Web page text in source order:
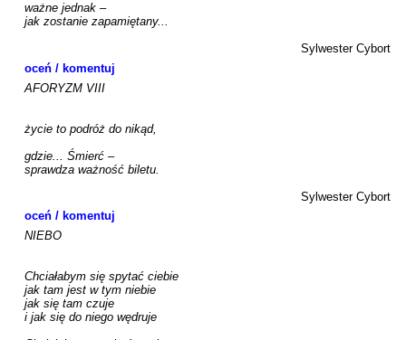
ważne jednak –
jak zostanie zapamiętany...
Sylwester Cybort
oceń / komentuj
AFORYZM VIII
życie to podróż do nikąd,
gdzie... Śmierć –
sprawdza ważność biletu.
Sylwester Cybort
oceń / komentuj
NIEBO
Chciałabym się spytać ciebie
jak tam jest w tym niebie
jak się tam czuje
i jak się do niego wędruje